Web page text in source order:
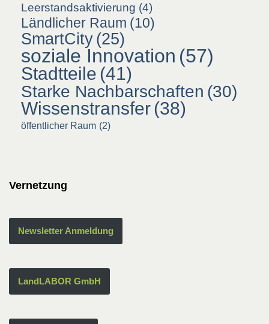
Leerstandsaktivierung (4)
Ländlicher Raum (10)
SmartCity(25)
soziale Innovation (57)
Stadtteile (41)
Starke Nachbarschaften (30)
Wissenstransfer(38)
öffentlicher Raum (2)
Vernetzung
Newsletter Anmeldung
LandLABOR GmbH